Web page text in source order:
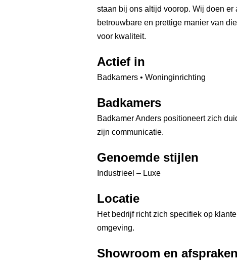
staan bij ons altijd voorop. Wij doen
betrouwbare en prettige manier van
voor kwaliteit.
Actief in
Badkamers • Woninginrichting
Badkamers
Badkamer Anders positioneert zich
zijn communicatie.
Genoemde stijlen
Industrieel – Luxe
Locatie
Het bedrijf richt zich specifiek op
omgeving.
Showroom en afspraken